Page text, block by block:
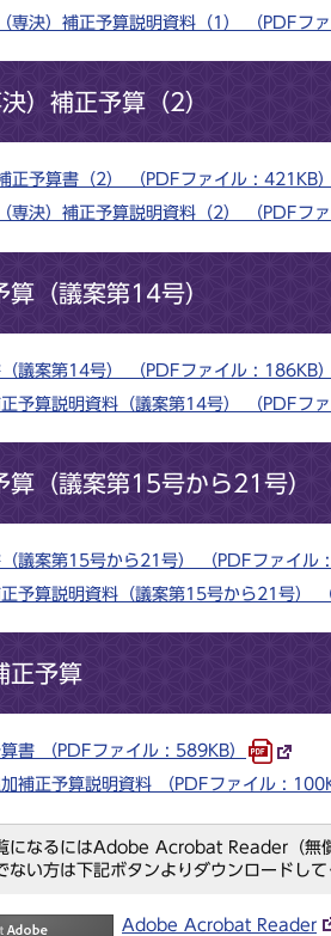
専決）補正予算説明資料（1） （PDFフ
）補正予算（2）
正予算書（2） （PDFファイル : 421KB
専決）補正予算説明資料（2） （PDFフ
（議案第14号）
議案第14号） （PDFファイル : 186KB
予算説明資料（議案第14号） （PDFフ
（議案第15号から21号）
議案第15号から21号） （PDFファイル
予算説明資料（議案第15号から21号）
正予算
書 （PDFファイル : 589KB）
補正予算説明資料 （PDFファイル :
になるにはAdobe Acrobat Reader（無
ない方は下記ボタンよりダウンロードし
Adobe Acrobat Reader